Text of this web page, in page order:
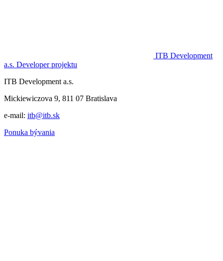
ITB Development
a.s. Developer projektu
ITB Development a.s.
Mickiewiczova 9, 811 07 Bratislava
e-mail: itb@itb.sk
Ponuka bývania